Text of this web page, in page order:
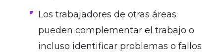
Los trabajadores de otras áreas
pueden complementar el trabajo o
incluso identificar problemas o fallos